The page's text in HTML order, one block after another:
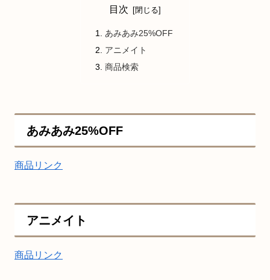
目次
あみあみ25%OFF
アニメイト
商品検索
あみあみ25%OFF
商品リンク
アニメイト
商品リンク